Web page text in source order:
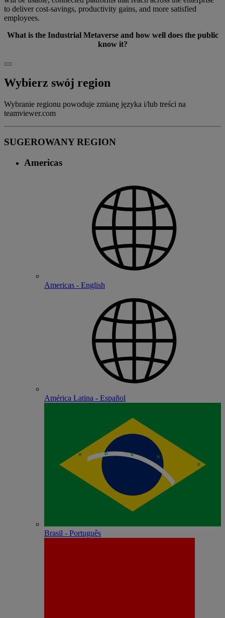
to deliver cost-savings, productivity gains, and more satisfied
employees.
What is the Industrial Metaverse and how well does the public
know it?
Wybierz swój region
Wybranie regionu powoduje zmianę języka i/lub treści na
teamviewer.com
SUGEROWANY REGION
Americas
Americas - English
América Latina - Español
Brasil - Português